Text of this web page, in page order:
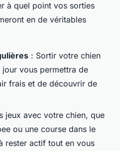
à quel point vos sorties
en de véritables
: Sortir votre chien
vous permettra de
frais et de découvrir de
jeux avec votre chien, que
ou une course dans le
rester actif tout en vous